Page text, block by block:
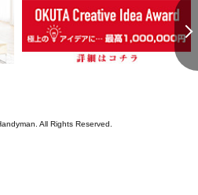
All Rights Reserved.